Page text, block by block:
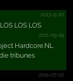
2013-11-10
LOS LOS
2011-09-19
Hardcore.NL
tribunes
2011-07-02